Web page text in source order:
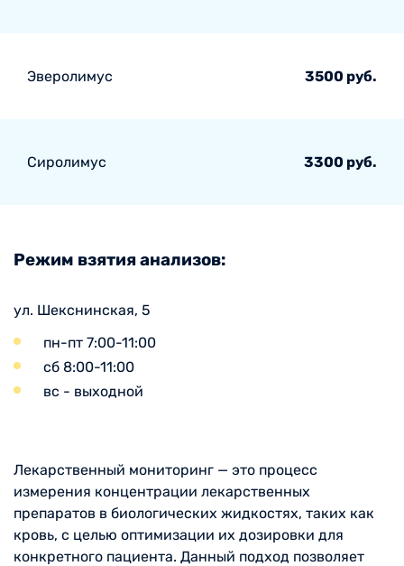
Эверолимус 3500 руб.
Сиролимус 3300 руб.
Режим взятия анализов:
ул. Шекснинская, 5
пн-пт 7:00-11:00
сб 8:00-11:00
вс - выходной
Лекарственный мониторинг — это процесс
измерения концентрации лекарственных
препаратов в биологических жидкостях, таких как
кровь, с целью оптимизации их дозировки для
конкретного пациента. Данный подход позволяет